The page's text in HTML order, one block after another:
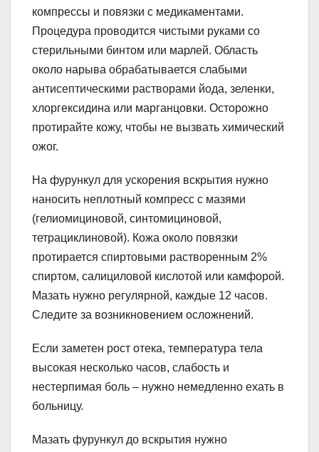
компрессы и повязки с медикаментами.
Процедура проводится чистыми руками со
стерильными бинтом или марлей. Область
около нарыва обрабатывается слабыми
антисептическими растворами йода, зеленки,
хлоргексидина или марганцовки. Осторожно
протирайте кожу, чтобы не вызвать химический
ожог.
На фурункул для ускорения вскрытия нужно
наносить неплотный компресс с мазями
(гелиомициновой, синтомициновой,
тетрациклиновой). Кожа около повязки
протирается спиртовыми растворенным 2%
спиртом, салициловой кислотой или камфорой.
Мазать нужно регулярной, каждые 12 часов.
Следите за возникновением осложнений.
Если заметен рост отека, температура тела
высокая несколько часов, слабость и
нестерпимая боль – нужно немедленно ехать в
больницу.
Мазать фурункул до вскрытия нужно